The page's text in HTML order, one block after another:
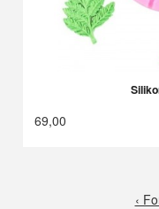
69,00
‹